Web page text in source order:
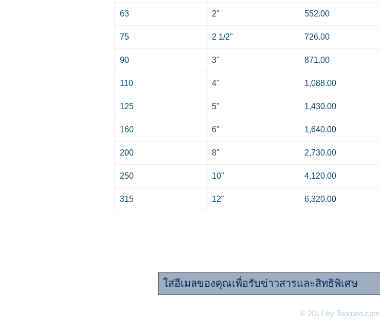
63 2" 552.00
75 2 1/2" 726.00
90 3" 871.00
110 4" 1,088.00
125 5" 1,430.00
160 6" 1,640.00
200 8" 2,730.00
250 10" 4,120.00
315 12" 6,320.00
© 2017 by Toordee.com